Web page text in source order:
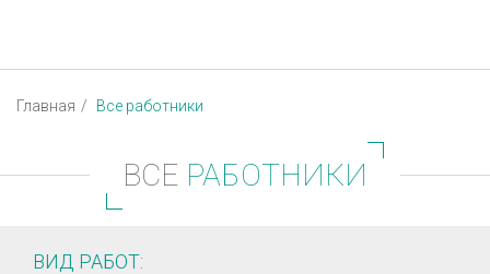
Главная Все работники
ВСЕ РАБОТНИКИ
ВИД РАБОТ